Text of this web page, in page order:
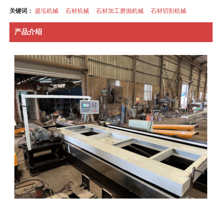
关键词：盛泓机械 石材机械 石材加工磨抛机械 石材切割机械
产品介绍